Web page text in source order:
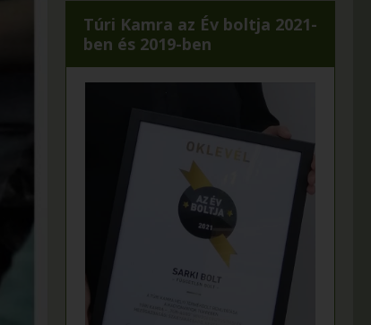
Túri Kamra az Év boltja 2021-
ben és 2019-ben